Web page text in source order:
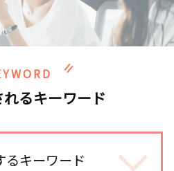
るキーワード
るキーワード